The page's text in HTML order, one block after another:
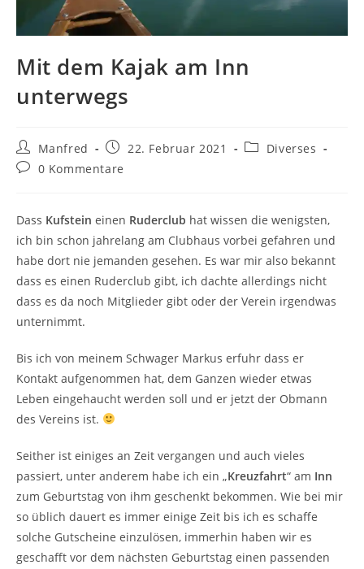
Mit dem Kajak am Inn
unterwegs
Beitrags-
Autor:
Manfred
Beitrag22. Februar 2021
Beitrags-
Diverses
Beitrags-
0 Kommentare
Dass Kufstein einen Ruderclub hat wissen die wenigsten,
ich bin schon jahrelang am Clubhaus vorbei gefahren und
habe dort nie jemanden gesehen. Es war mir also bekannt
dass es einen Ruderclub gibt, ich dachte allerdings nicht
dass es da noch Mitglieder gibt oder der Verein irgendwas
unternimmt.
Bis ich von meinem Schwager Markus erfuhr dass er
Kontakt aufgenommen hat, dem Ganzen wieder etwas
Leben eingehaucht werden soll und er jetzt der Obmann
des Vereins ist.
Seither ist einiges an Zeit vergangen und auch vieles
passiert, unter anderem habe ich ein „Kreuzfahrt“ am Inn
zum Geburtstag von ihm geschenkt bekommen. Wie bei mir
so üblich dauert es immer einige Zeit bis ich es schaffe
solche Gutscheine einzulösen, immerhin haben wir es
geschafft vor dem nächsten Geburtstag einen passenden